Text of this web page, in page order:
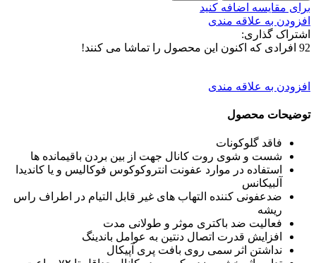
برای مقایسه اضافه کنید
افزودن به علاقه مندی
اشتراک گذاری:
92 افرادی که اکنون این محصول را تماشا می کنند!
افزودن به علاقه مندی
توضیحات محصول
فاقد گلوکونات
شست و شوی روت کانال جهت از بین بردن باقیمانده ها
استفاده در موارد عفونت انتروکوکوس فوکالیس و یا کاندیدا
آلبیکانس
ضدعفونی کننده التهاب های غیر قابل التیام در اطراف راس
ریشه
فعالیت ضد باکتری موثر و طولانی مدت
افزایش قدرت اتصال دنتین به عوامل باندینگ
نداشتن اثر سمی روی بافت پری آپیکال